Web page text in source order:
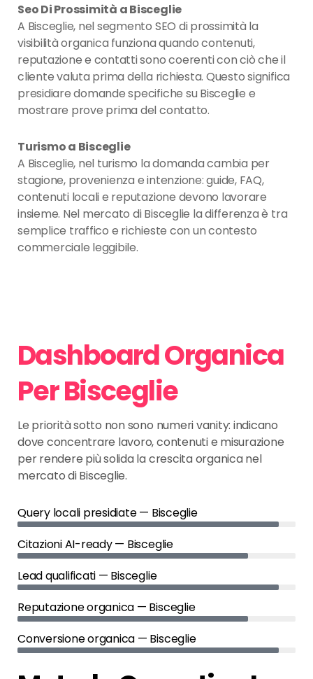
Seo Di Prossimità a Bisceglie
A Bisceglie, nel segmento SEO di prossimità la
visibilità organica funziona quando contenuti,
reputazione e contatti sono coerenti con ciò che il
cliente valuta prima della richiesta. Questo significa
presidiare domande specifiche su Bisceglie e
mostrare prove prima del contatto.
Turismo a Bisceglie
A Bisceglie, nel turismo la domanda cambia per
stagione, provenienza e intenzione: guide, FAQ,
contenuti locali e reputazione devono lavorare
insieme. Nel mercato di Bisceglie la differenza è tra
semplice traffico e richieste con un contesto
commerciale leggibile.
Dashboard Organica
Per Bisceglie
Le priorità sotto non sono numeri vanity: indicano
dove concentrare lavoro, contenuti e misurazione
per rendere più solida la crescita organica nel
mercato di Bisceglie.
Query locali presidiate — Bisceglie
Citazioni AI-ready — Bisceglie
Lead qualificati — Bisceglie
Reputazione organica — Bisceglie
Conversione organica — Bisceglie